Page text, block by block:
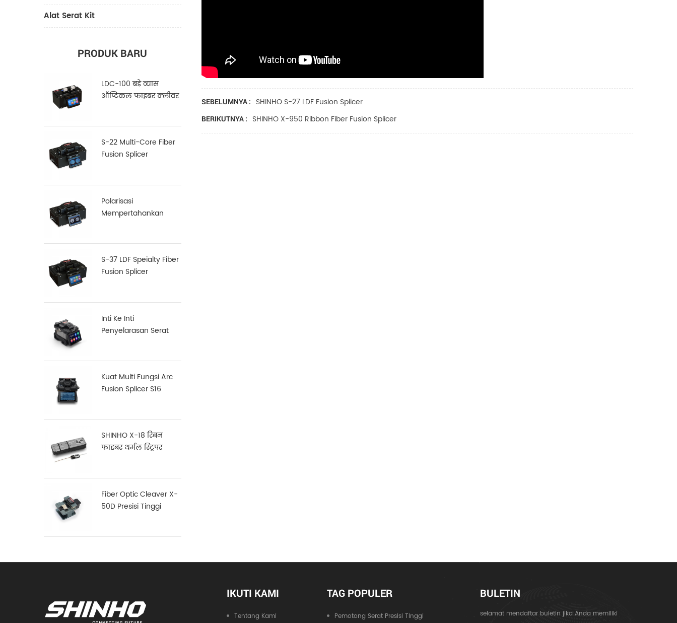
Alat Serat Kit
PRODUK BARU
LDC-100 बड़े व्यास
ऑप्टिकल फाइबर क्लीवर
S-22 Multi-Core Fiber
Fusion Splicer
Polarisasi
Mempertahankan
S-37 LDF Speialty Fiber
Fusion Splicer
Inti Ke Inti
Penyelarasan Serat
Kuat Multi Fungsi Arc
Fusion Splicer S16
SHINHO X-18 रिबन
फाइबर थर्मल स्ट्रिपर
Fiber Optic Cleaver X-
50D Presisi Tinggi
SEBELUMNYA : SHINHO S-27 LDF Fusion Splicer
BERIKUTNYA : SHINHO X-950 Ribbon Fiber Fusion Splicer
IKUTI KAMI
Tentang Kami
TAG POPULER
Pemotong Serat Presisi Tinggi
BULETIN
selamat mendaftar buletin jika Anda memiliki